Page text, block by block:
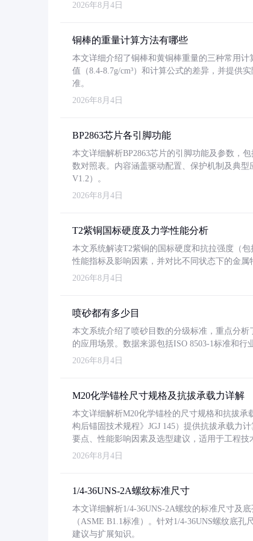
2026年8月4日
铜棒的重量计算方法有哪些
本文详细介绍了铜棒和黄铜棒重量的三种常用
值（8.4-8.7g/cm³）和计算公式的差异，并提供
准。
2026年8月4日
BP2863芯片各引脚功能
本文详细解析BP2863芯片的引脚功能及参数，
数对照表。内容涵盖驱动配置、保护机制及典
V1.2）。
2026年8月4日
T2紫铜国标硬度及力学性能分析
本文系统解读T2紫铜的国标硬度和抗拉强度（
性能指标及影响因素，并对比不同状态下的金属
2026年8月4日
喷砂都有多少目
本文系统介绍了喷砂目数的分级标准，重点分析
的应用场景。数据来源包括ISO 8503-1标准和行
2026年8月4日
M20化学锚栓尺寸规格及抗拔承载力详解
本文详细解析M20化学锚栓的尺寸规格和抗拔
构后锚固技术规程》JGJ 145）提供抗拔承载力
要点、性能影响因素及选型建议，适用于工程技
2026年8月4日
1/4-36UNS-2A螺纹标准尺寸
本文详细解析1/4-36UNS-2A螺纹的标准尺寸及
（ASME B1.1标准）。针对1/4-36UNS螺纹底
建议与扩展知识。